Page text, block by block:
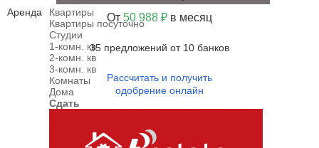
Аренда
Квартиры
Квартиры посуточно
Студии
1-комн. кв
2-комн. кв
3-комн. кв
Комнаты
Дома
Сдать
От 50 988 ₽ в месяц
35 предложений от 10 банков
Рассчитать и получить
одобрение онлайн